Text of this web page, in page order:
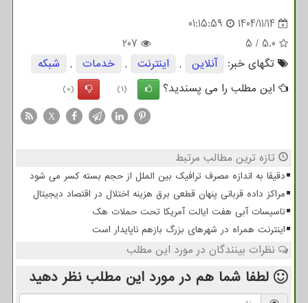
1404/11/14
01:15:59
5.0
/
5
207
تگهای خبر:
آنلاین , اینترنت , خدمات ,
شبكه
این مطلب را می پسندید؟
(1)
(0)
X
تازه ترین مطالب مرتبط
دقیقا به اندازه مصرف ترافیک بین الملل از حجم بسته کسر می شود
مراکز داده قربانی پنهان قطعی برق هزینه اختلال در اقتصاد دیجیتال
تاسیسات آبی هفت ایالت آمریکا تحت حملات هک
اینترنت همراه در شهرهای بزرگ بازهم ناپایدار است
نظرات بینندگان در مورد این مطلب
لطفا شما هم در مورد این مطلب نظر دهید